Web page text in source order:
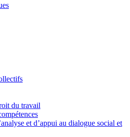
du travail
et d’appui au dialogue social et